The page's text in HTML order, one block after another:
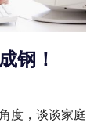
钢！
度，谈谈家庭